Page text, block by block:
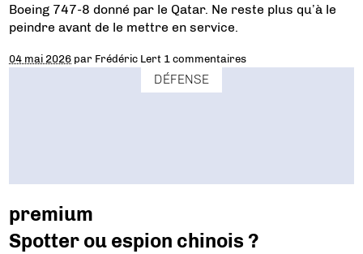
Boeing 747-8 donné par le Qatar. Ne reste plus qu’à le
peindre avant de le mettre en service.
04 mai 2026 par Frédéric Lert 1 commentaires
DÉFENSE
premium
Spotter ou espion chinois ?